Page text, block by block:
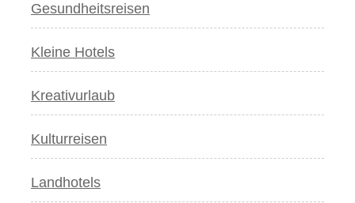
Gesundheitsreisen
Kleine Hotels
Kreativurlaub
Kulturreisen
Landhotels